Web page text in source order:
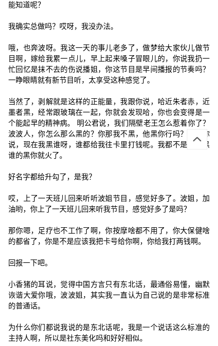
能知道呢？
我确实总做吗？哎呀，我没办法。
哦，也奔波呀。我这一天的事儿老多了，做梦给大家伙儿做节
目啊，嫁给我累一点儿，早上起来嗓子冒眼儿的，你说我扔一
忙回忆是抹不去的伤说播姐，你这节目是早间播报的节奏吗？
一睁眼睛就有新节目听，太享受这种感觉了。
当然了，剥解就是这样的正能量，我跟你说，哈近朱者赤，近
墨者黑，经常跟玻璃在一起，你就会发现哈，你也会变得是一
个能起早的精神病。 明公君说，我们隔壁老王怎么惹着你了？
波波人，你怎么那么黑的？你那我不黑，他黑你行吗？我跟你
说，现在我黑谁呀，谁都给我往卡里打钱呢。我都不是逮谁黑
谁的黑你就火了。
好名字都给升勾了，是我？
哎，上了一天班儿回来听听波姐节目，感觉好多了。波姐，加
油哟，你上了一天班儿回来听我节目，感觉好多了是吗？
那你嗯，足疗也不工作了啊，你按摩啥都不用了，你大保健啥
的都省了，你是不是应该我把卡号给你啊，你给我打两钱啊。
回报一下吧。
小香猪的耳说，觉得中国方言只有东北话，最通俗易懂，幽默
诙谐大爱你哦，波波姐，其实我一直认为自己说的是非常标准
的普通话。
为什么你们都说我说的是东北话呢，我是一个说话这么标准的
主持人啊，所以是社东美化吗和好好相似。